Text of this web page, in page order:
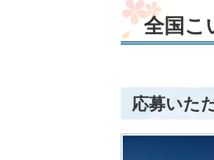
全国こ
応募いた